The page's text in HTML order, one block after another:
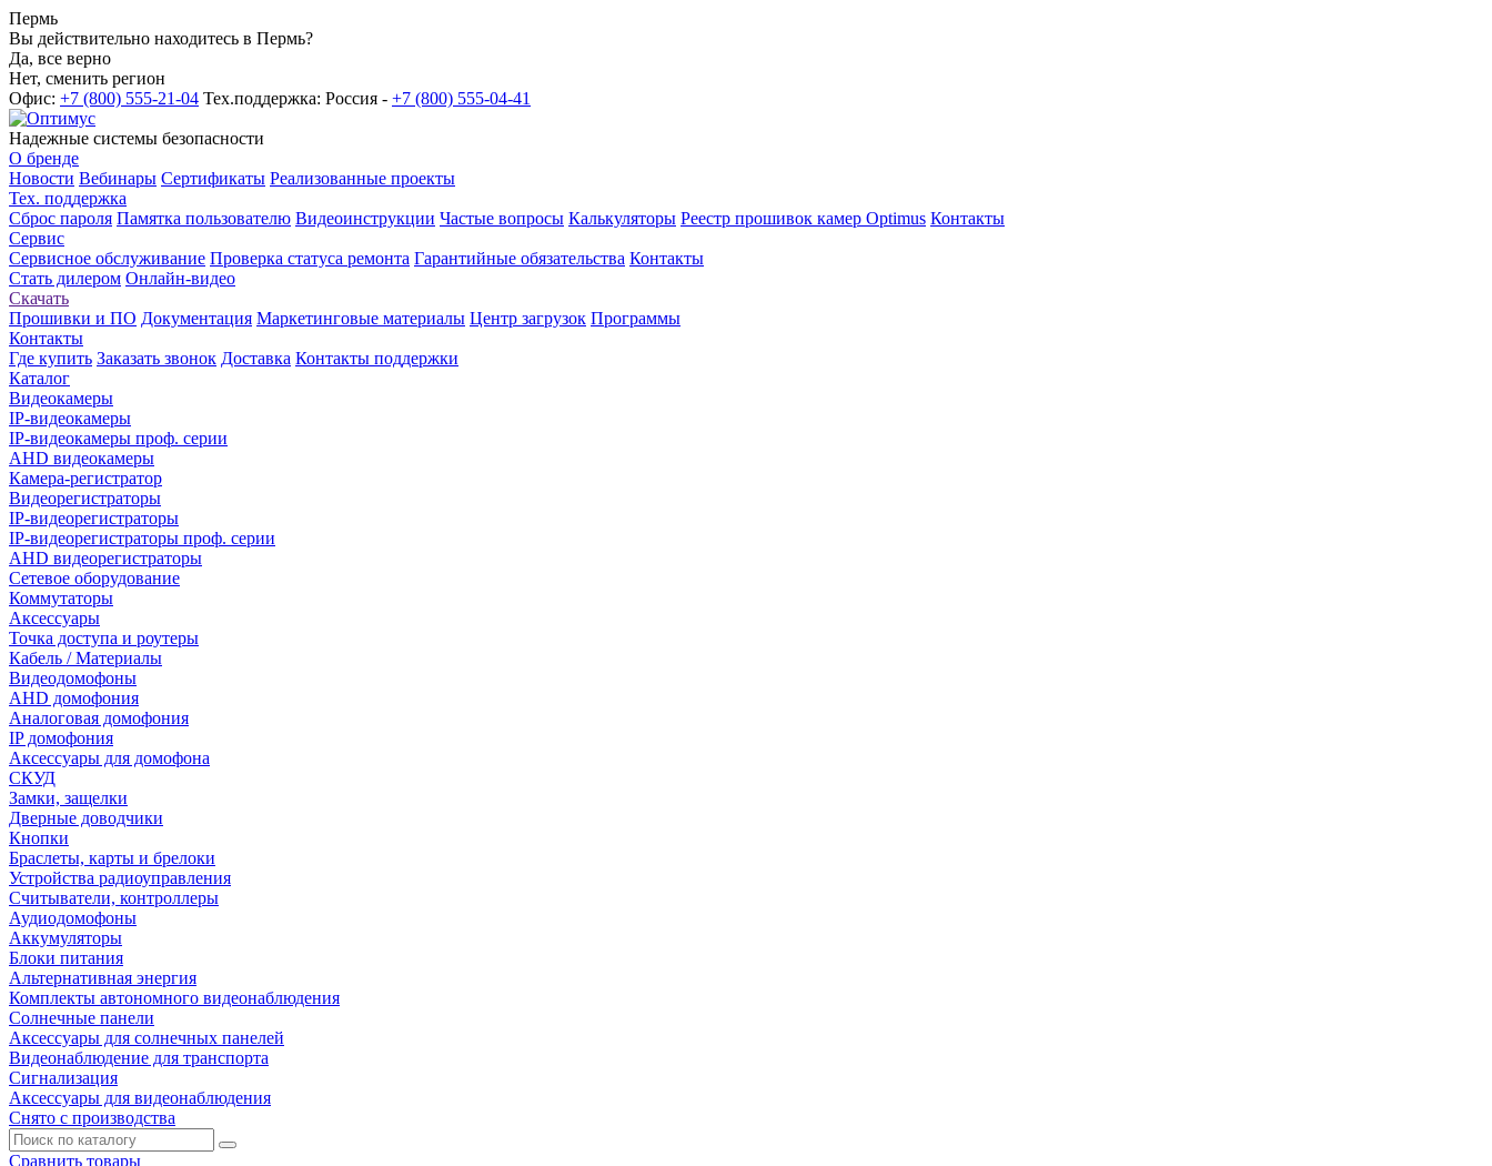
Пермь
Вы действительно находитесь в Пермь?
Да, все верно
Нет, сменить регион
Офис: +7 (800) 555-21-04 Тех.поддержка: Россия - +7 (800) 555-04-41
Надежные системы безопасности
О бренде
Новости Вебинары Сертификаты Реализованные проекты
Тех. поддержка
Сброс пароля Памятка пользователю Видеоинструкции Частые вопросы Калькуляторы Реестр прошивок камер Optimus Контакты
Сервис
Сервисное обслуживание Проверка статуса ремонта Гарантийные обязательства Контакты
Стать дилером Онлайн-видео
Скачать
Прошивки и ПО Документация Маркетинговые материалы Центр загрузок Программы
Контакты
Где купить Заказать звонок Доставка Контакты поддержки
Каталог
Видеокамеры
IP-видеокамеры
IP-видеокамеры проф. серии
AHD видеокамеры
Камера-регистратор
Видеорегистраторы
IP-видеорегистраторы
IP-видеорегистраторы проф. серии
AHD видеорегистраторы
Сетевое оборудование
Коммутаторы
Аксессуары
Точка доступа и роутеры
Кабель / Материалы
Видеодомофоны
AHD домофония
Аналоговая домофония
IP домофония
Аксессуары для домофона
СКУД
Замки, защелки
Дверные доводчики
Кнопки
Браслеты, карты и брелоки
Устройства радиоуправления
Считыватели, контроллеры
Аудиодомофоны
Аккумуляторы
Блоки питания
Альтернативная энергия
Комплекты автономного видеонаблюдения
Солнечные панели
Аксессуары для солнечных панелей
Видеонаблюдение для транспорта
Сигнализация
Аксессуары для видеонаблюдения
Снято с производства
Сравнить товары